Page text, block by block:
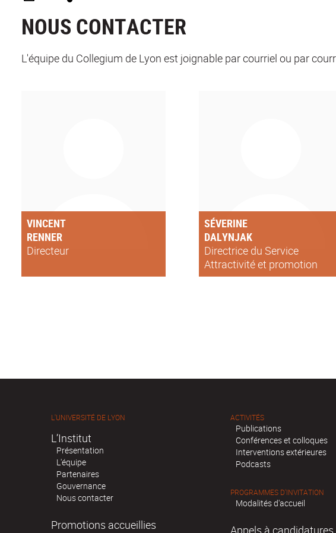
NOUS CONTACTER
L'équipe du Collegium de Lyon est joignable par courriel ou par
VINCENT
RENNER
Directeur
SÉVERINE
DALYNJAK
Directrice du Service
Attractivité et promotion
internationale de l’Université
L'UNIVERSITÉ DE LYON
L’Institut
Présentation
L'équipe
Partenaires
Gouvernance
Nous contacter
Promotions accueillies
ACTIVITÉS
Publications
Conférences et colloques
Interventions extérieures
Podcasts
PROGRAMMES D'INVITATION
Modalités d'accueil
Appels à candidatures